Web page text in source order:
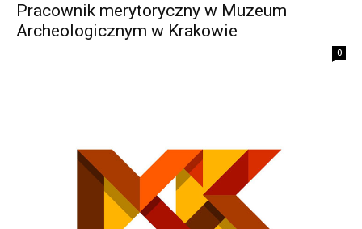
Pracownik merytoryczny w Muzeum
Archeologicznym w Krakowie
0